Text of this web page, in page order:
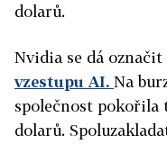
dolarů.
Nvidia se dá
vzestupu AI. Na
společnost
dolarů.